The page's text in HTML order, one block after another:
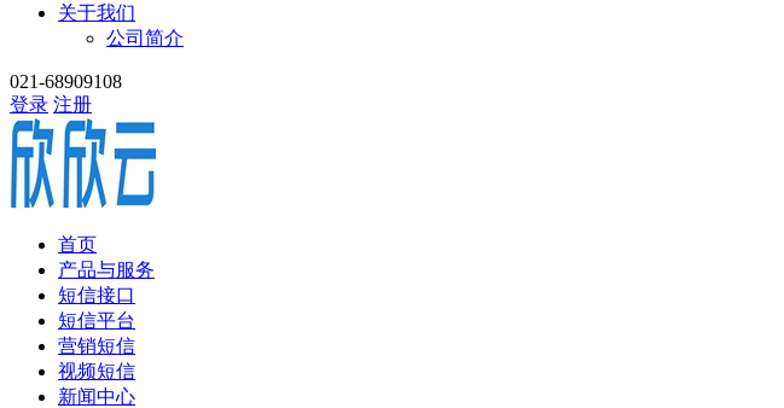
关于我们
公司简介
021-68909108
登录 注册
首页
产品与服务
短信接口
短信平台
营销短信
视频短信
新闻中心